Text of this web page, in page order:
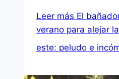
Leer más El
verano para alejar
este: peludo e